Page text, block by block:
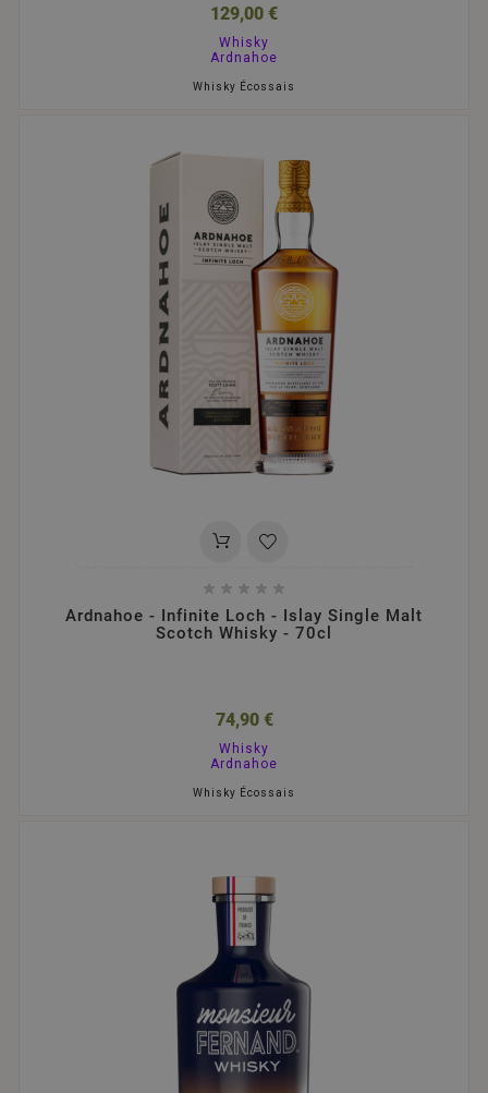
129,00 €
Whisky
Ardnahoe
Whisky Écossais
    
Ardnahoe - Infinite Loch - Islay Single Malt
Scotch Whisky - 70cl
74,90 €
Whisky
Ardnahoe
Whisky Écossais